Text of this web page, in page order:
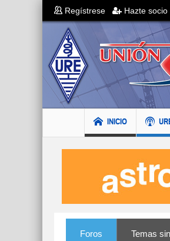
Regístrese Hazte socio
INICIO
Foros Temas